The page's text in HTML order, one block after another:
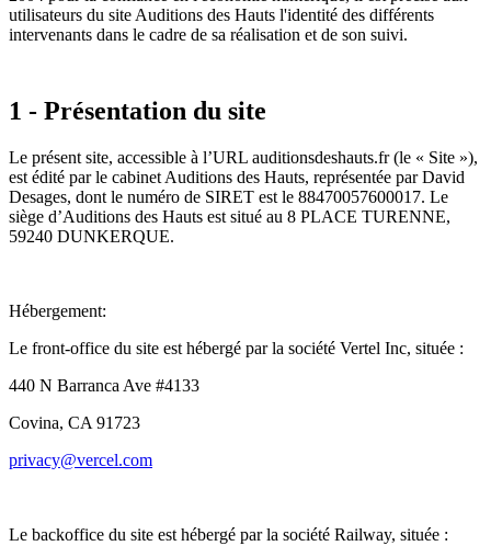
utilisateurs du site Auditions des Hauts l'identité des différents
intervenants dans le cadre de sa réalisation et de son suivi.
1 - Présentation du site
Le présent site, accessible à l’URL auditionsdeshauts.fr (le « Site »),
est édité par le cabinet Auditions des Hauts, représentée par David
Desages, dont le numéro de SIRET est le 88470057600017. Le
siège d’Auditions des Hauts est situé au 8 PLACE TURENNE,
59240 DUNKERQUE.
Hébergement:
Le front-office du site est hébergé par la société Vertel Inc, située :
440 N Barranca Ave #4133
Covina, CA 91723
privacy@vercel.com
Le backoffice du site est hébergé par la société Railway, située :